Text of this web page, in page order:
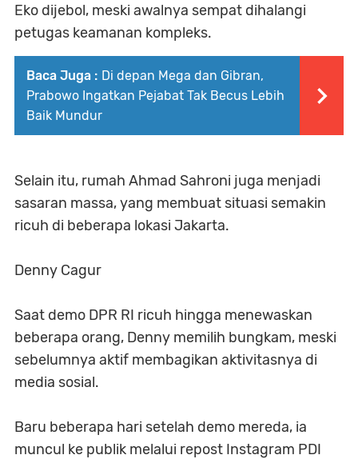
Eko dijebol, meski awalnya sempat dihalangi
petugas keamanan kompleks.
Baca Juga : Di depan Mega dan Gibran,
Prabowo Ingatkan Pejabat Tak Becus Lebih
Baik Mundur
Selain itu, rumah Ahmad Sahroni juga menjadi
sasaran massa, yang membuat situasi semakin
ricuh di beberapa lokasi Jakarta.
Denny Cagur
Saat demo DPR RI ricuh hingga menewaskan
beberapa orang, Denny memilih bungkam, meski
sebelumnya aktif membagikan aktivitasnya di
media sosial.
Baru beberapa hari setelah demo mereda, ia
muncul ke publik melalui repost Instagram PDI